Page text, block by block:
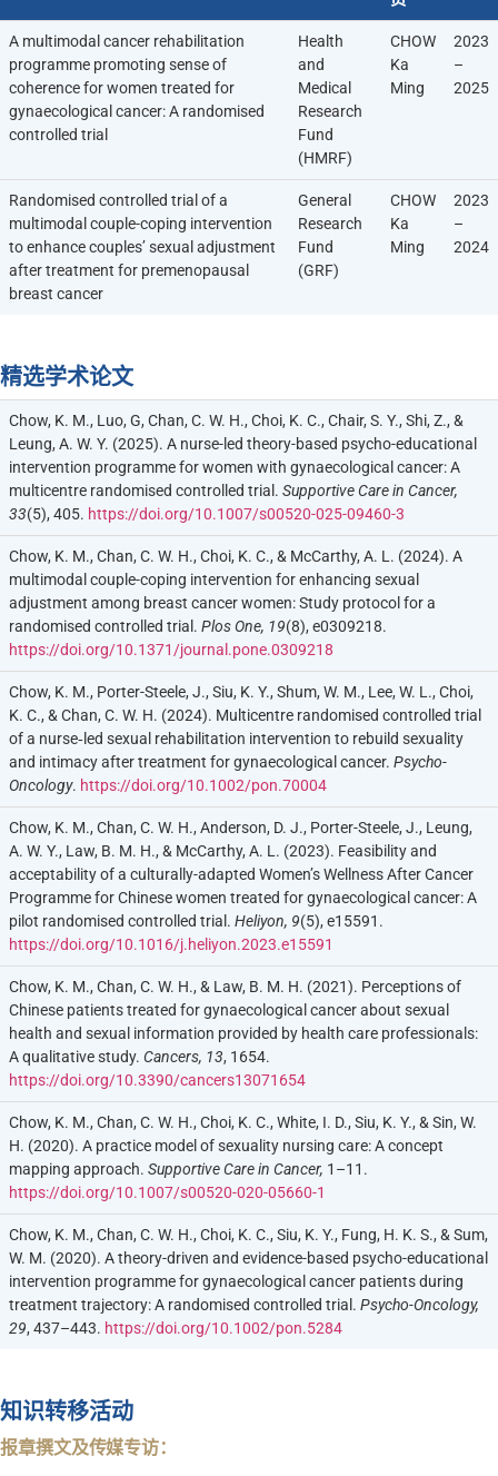
A multimodal cancer rehabilitation
programme promoting sense of
coherence for women treated for
gynaecological cancer: A randomised
controlled trial
Health
and
Medical
Research
Fund
(HMRF)
CHOW
Ka
Ming
2023
–
2025
Randomised controlled trial of a
multimodal couple-coping intervention
to enhance couples’ sexual adjustment
after treatment for premenopausal
breast cancer
General
Research
Fund
(GRF)
CHOW
Ka
Ming
2023
–
2024
精选学术论文
Chow, K. M., Luo, G, Chan, C. W. H., Choi, K. C., Chair, S. Y., Shi, Z., &
Leung, A. W. Y. (2025). A nurse-led theory-based psycho-educational
intervention programme for women with gynaecological cancer: A
multicentre randomised controlled trial. Supportive Care in Cancer,
33(5), 405. https://doi.org/10.1007/s00520-025-09460-3
Chow, K. M., Chan, C. W. H., Choi, K. C., & McCarthy, A. L. (2024). A
multimodal couple-coping intervention for enhancing sexual
adjustment among breast cancer women: Study protocol for a
randomised controlled trial. Plos One, 19(8), e0309218.
https://doi.org/10.1371/journal.pone.0309218
Chow, K. M., Porter-Steele, J., Siu, K. Y., Shum, W. M., Lee, W. L., Choi,
K. C., & Chan, C. W. H. (2024). Multicentre randomised controlled trial
of a nurse‐led sexual rehabilitation intervention to rebuild sexuality
and intimacy after treatment for gynaecological cancer. Psycho-
Oncology. https://doi.org/10.1002/pon.70004
Chow, K. M., Chan, C. W. H., Anderson, D. J., Porter-Steele, J., Leung,
A. W. Y., Law, B. M. H., & McCarthy, A. L. (2023). Feasibility and
acceptability of a culturally-adapted Women’s Wellness After Cancer
Programme for Chinese women treated for gynaecological cancer: A
pilot randomised controlled trial. Heliyon, 9(5), e15591.
https://doi.org/10.1016/j.heliyon.2023.e15591
Chow, K. M., Chan, C. W. H., & Law, B. M. H. (2021). Perceptions of
Chinese patients treated for gynaecological cancer about sexual
health and sexual information provided by health care professionals:
A qualitative study. Cancers, 13, 1654.
https://doi.org/10.3390/cancers13071654
Chow, K. M., Chan, C. W. H., Choi, K. C., White, I. D., Siu, K. Y., & Sin, W.
H. (2020). A practice model of sexuality nursing care: A concept
mapping approach. Supportive Care in Cancer, 1–11.
https://doi.org/10.1007/s00520-020-05660-1
Chow, K. M., Chan, C. W. H., Choi, K. C., Siu, K. Y., Fung, H. K. S., & Sum,
W. M. (2020). A theory-driven and evidence-based psycho-educational
intervention programme for gynaecological cancer patients during
treatment trajectory: A randomised controlled trial. Psycho-Oncology,
29, 437–443. https://doi.org/10.1002/pon.5284
知识转移活动
报章撰文及传媒专访：